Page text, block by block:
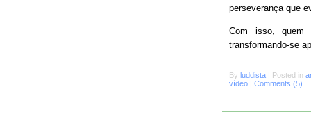
perseverança que
Com isso, quem
transformando-se
By luddista | Posted in
vídeo | Comments (5)